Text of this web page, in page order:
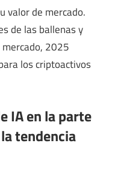
valor de mercado.
de las ballenas y
2025
los criptoactivos
IA en la parte
tendencia